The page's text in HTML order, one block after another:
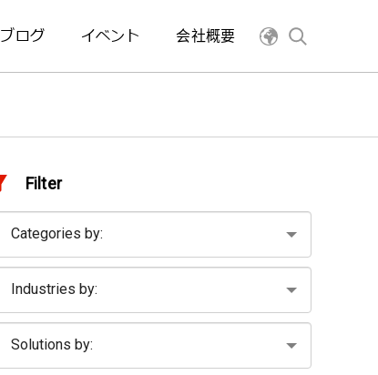
ブログ イベント 会社概要
Filter